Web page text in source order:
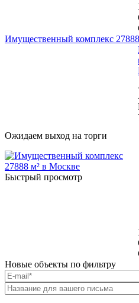
Имущественный комплекс
Ожидаем выход на торги
Быстрый просмотр
Новые объекты по фильтру